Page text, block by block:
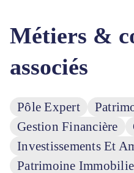
Métiers &
associés
Pôle Expert
Gestion Financière
Investissements Et
Patrimoine